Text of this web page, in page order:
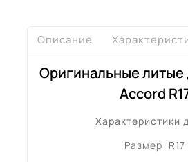
Описание
Оригинальные литые
Accord
Характеристики
Размер: R17